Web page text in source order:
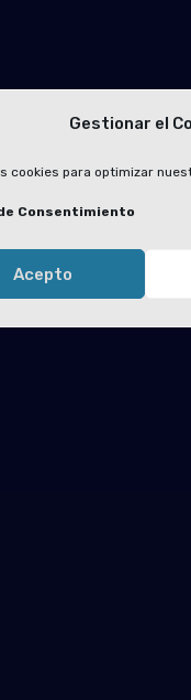
Gestionar el
cookies para optimizar
Consentimiento
Acepto